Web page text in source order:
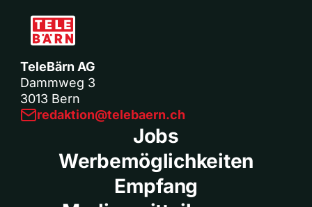
TeleBärn AG
Dammweg 3
3013 Bern
redaktion@telebaern.ch
Jobs
Werbemöglichkeiten
Empfang